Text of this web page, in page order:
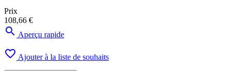
Prix
108,66 €
 Aperçu rapide
 Ajouter à la liste de souhaits